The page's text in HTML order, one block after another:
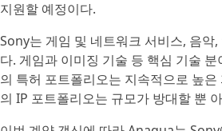
지원할 예정이다.
Sony는 게임 및 네트워크 서비스, 음
다. 게임과 이미징 기술 등 핵심 기술
의 특허 포트폴리오는 지속적으로 높
의 IP 포트폴리오는 규모가 방대할 뿐